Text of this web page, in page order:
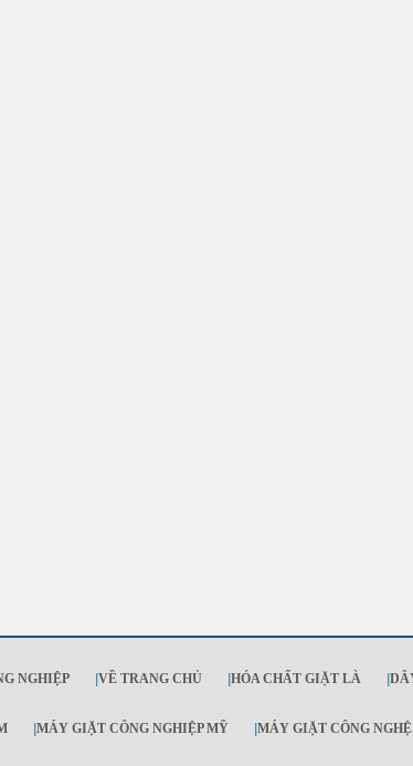
NGHIỆP |VỀ TRANG CHỦ |HÓA CHẤT GIẶT LÀ |
|MÁY GIẶT CÔNG NGHIỆP MỸ |MÁY GIẶT CÔNG